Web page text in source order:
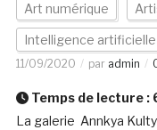
Art numérique
Intelligence artificielle
11/09/2020 par admin
Temps de lecture :
La galerie Annkya